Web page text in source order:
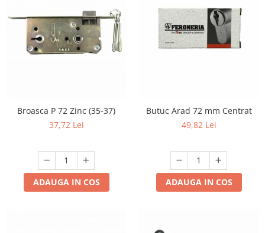
Broasca P 72 Zinc (35-37)
37,72 Lei
ADAUGA IN COS
Butuc Arad 72 mm Centrat
49,82 Lei
ADAUGA IN COS